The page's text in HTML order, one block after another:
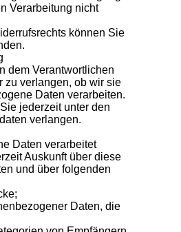
Verarbeitung nicht
können Sie
dem Verantwortlichen
zu verlangen, ob wir sie
Daten verarbeiten.
jederzeit unter den
verlangen.
Daten verarbeitet
Auskunft über diese
und über folgenden
Daten, die